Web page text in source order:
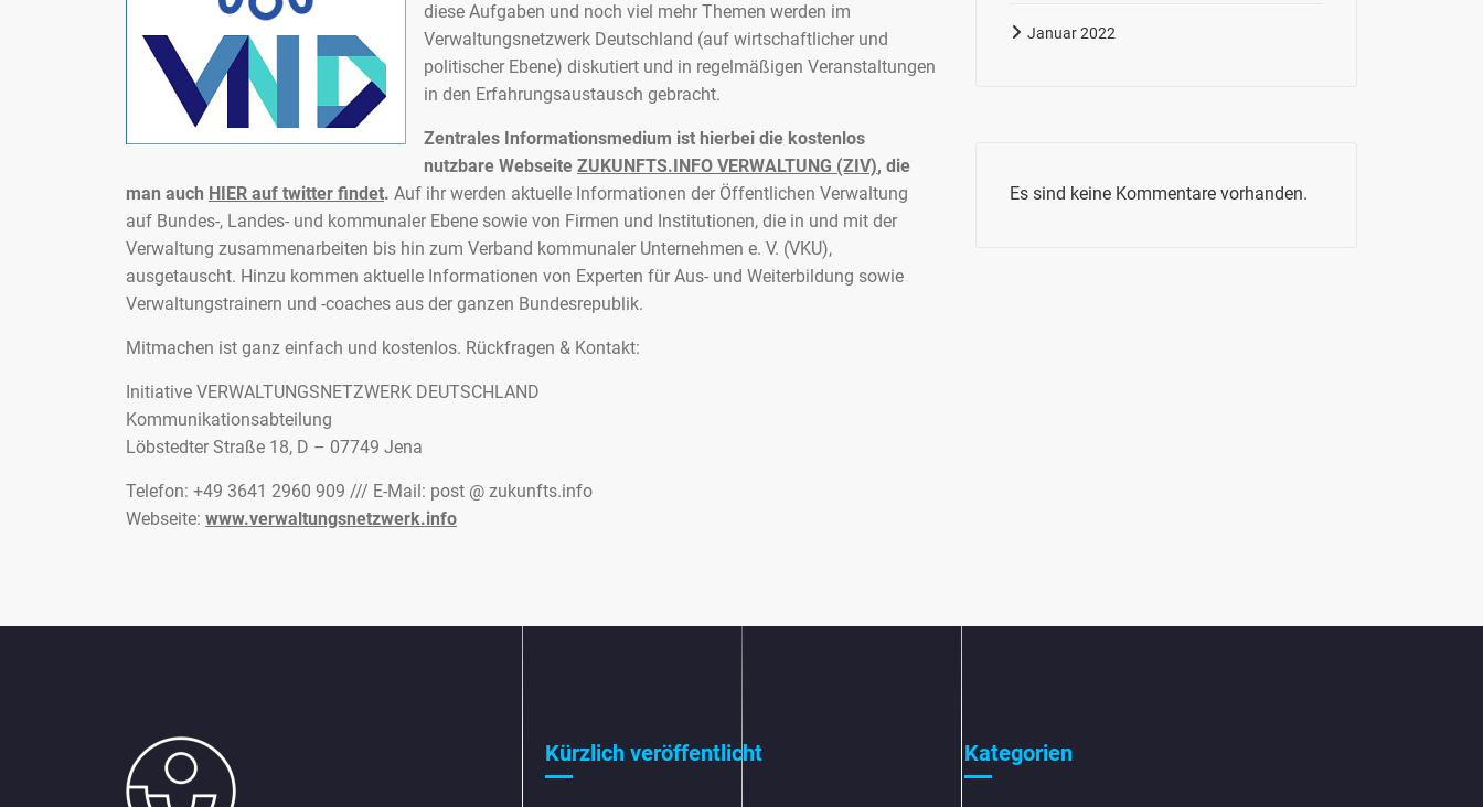
diese Aufgaben und noch viel mehr Themen werden im
Verwaltungsnetzwerk Deutschland (auf wirtschaftlicher und
politischer Ebene) diskutiert und in regelmäßigen Veranstaltungen
in den Erfahrungsaustausch gebracht.
Zentrales Informationsmedium ist hierbei die kostenlos
nutzbare Webseite ZUKUNFTS.INFO VERWALTUNG (ZIV), die
man auch HIER auf twitter findet. Auf ihr werden aktuelle Informationen der Öffentlichen Verwaltung
auf Bundes-, Landes- und kommunaler Ebene sowie von Firmen und Institutionen, die in und mit der
Verwaltung zusammenarbeiten bis hin zum Verband kommunaler Unternehmen e. V. (VKU),
ausgetauscht. Hinzu kommen aktuelle Informationen von Experten für Aus- und Weiterbildung sowie
Verwaltungstrainern und -coaches aus der ganzen Bundesrepublik.
Mitmachen ist ganz einfach und kostenlos. Rückfragen & Kontakt:
Initiative VERWALTUNGSNETZWERK DEUTSCHLAND
Kommunikationsabteilung
Löbstedter Straße 18, D – 07749 Jena
Telefon: +49 3641 2960 909 /// E-Mail: post @ zukunfts.info
Webseite: www.verwaltungsnetzwerk.info
Januar 2022
Es sind keine Kommentare vorhanden.
Kürzlich veröffentlicht Kategorien